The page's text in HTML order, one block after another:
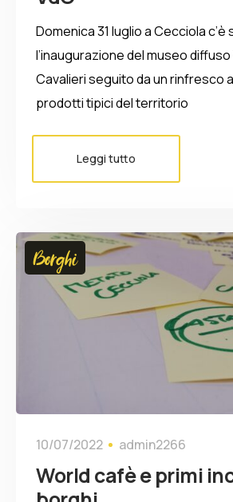
Domenica 31 luglio a Cecciola c’è
l’inaugurazione del museo diffuso
Cavalieri seguito da un rinfresco
prodotti tipici del territorio
Leggi tutto
Borghi
10/07/2022 admin2266
World cafè e primi